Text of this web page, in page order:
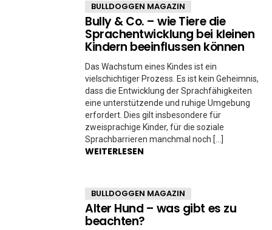
BULLDOGGEN MAGAZIN
Bully & Co. – wie Tiere die
Sprachentwicklung bei kleinen
Kindern beeinflussen können
Das Wachstum eines Kindes ist ein
vielschichtiger Prozess. Es ist kein Geheimnis,
dass die Entwicklung der Sprachfähigkeiten
eine unterstützende und ruhige Umgebung
erfordert. Dies gilt insbesondere für
zweisprachige Kinder, für die soziale
Sprachbarrieren manchmal noch […]
WEITERLESEN
BULLDOGGEN MAGAZIN
Alter Hund – was gibt es zu
beachten?